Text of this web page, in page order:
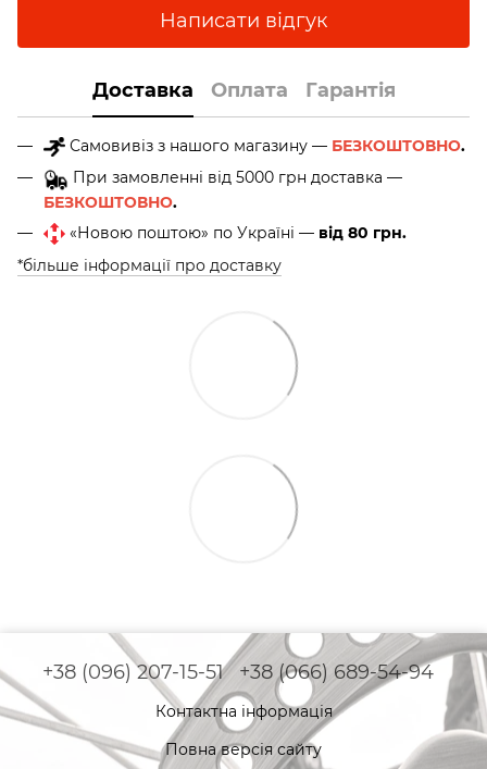
Написати відгук
Доставка Оплата Гарантія
Самовивіз з нашого магазину — БЕЗКОШТОВНО.
При замовленні від 5000 грн доставка —
БЕЗКОШТОВНО.
«Новою поштою» по Україні — від 80 грн.
*більше інформації про доставку
+38 (096) 207-15-51 +38 (066) 689-54-94
Контактна інформація
Повна версія сайту